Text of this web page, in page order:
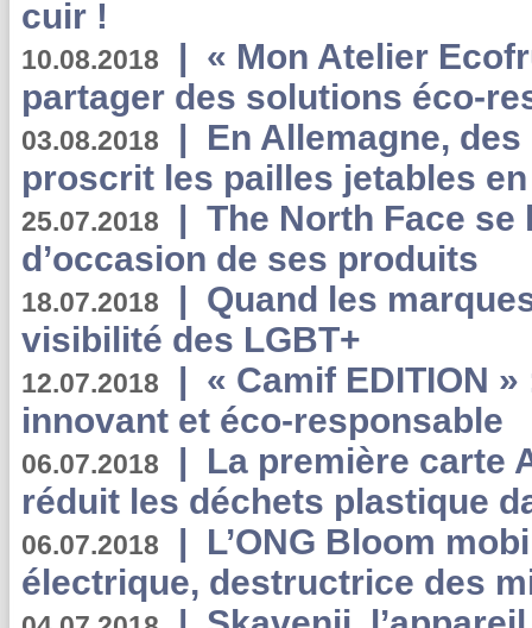
cuir !
10.08.2018 | « Mon Atelier
partager des solutions éco-
03.08.2018 | En Allemagne,
proscrit les pailles jetables
25.07.2018 | The North Face se
d’occasion de ses produits
18.07.2018 | Quand les
visibilité des LGBT+
12.07.2018 | « Camif EDITION
innovant et éco-responsable
06.07.2018 | La première carte
réduit les déchets plastique
06.07.2018 | L’ONG Bloom
électrique, destructrice des